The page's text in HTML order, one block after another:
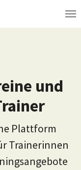
und
Plattform
Trainerinnen